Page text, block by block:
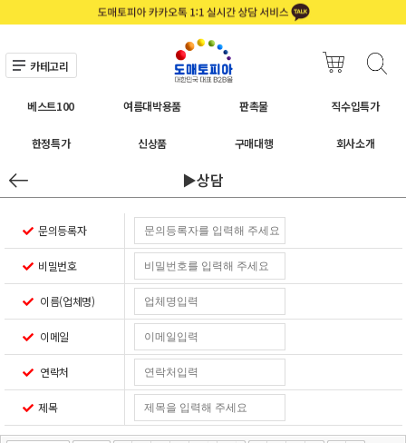
카테고리
베스트100 여름대박용품 판촉물 직수입특가
한정특가 신상품 구매대행 회사소개
▶상담
문의등록자
비밀번호
이름(업체명)
이메일
연락처
제목